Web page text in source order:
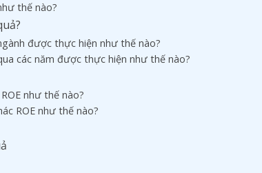
thế nào?
được thực hiện như thế nào?
các năm được thực hiện như thế nào?
như thế nào?
ROE như thế nào?